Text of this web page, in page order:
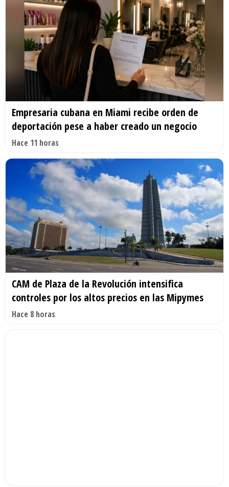
Empresaria cubana en Miami recibe orden de
deportación pese a haber creado un negocio
Hace 11 horas
CAM de Plaza de la Revolución intensifica
controles por los altos precios en las Mipymes
Hace 8 horas